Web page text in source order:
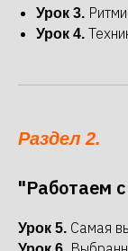
Урок 3.
Урок 4.
Раздел 2.
"Работаем
Урок 5. Самая